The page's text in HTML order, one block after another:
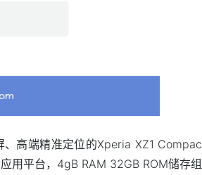
高端精准定位的Xperia XZ1 Compac
用平台，4gB RAM 32GB ROM储存组